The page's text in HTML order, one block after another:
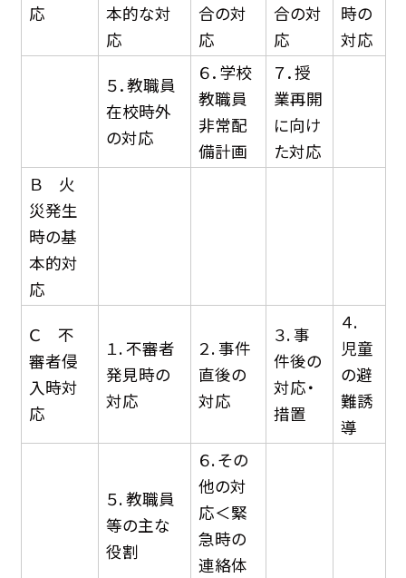
応
本的な対
応
合の対
応
合の対
応
時の
対応
５．教職員
在校時外
の対応
６．学校
教職員
非常配
備計画
７．授
業再開
に向け
た対応
Ｂ 火
災発生
時の基
本的対
応
Ｃ 不
審者侵
入時対
応
１. 不審者
発見時の
対応
２. 事件
直後の
対応
３. 事
件後の
対応・
措置
４.
児童
の避
難誘
導
５. 教職員
等の主な
役割
６. その
他の対
応＜緊
急時の
連絡体